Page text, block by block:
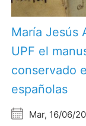
María Jesús
UPF el
conservado
españolas
Mar, 16/06/